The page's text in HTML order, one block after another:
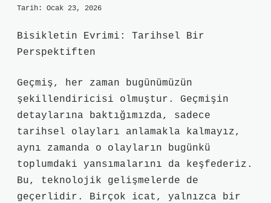
Tarih: Ocak 23, 2026
Bisikletin Evrimi: Tarihsel Bir
Perspektiften
Geçmiş, her zaman bugünümüzün
şekillendiricisi olmuştur. Geçmişin
detaylarına baktığımızda, sadece
tarihsel olayları anlamakla kalmayız,
aynı zamanda o olayların bugünkü
toplumdaki yansımalarını da keşfederiz.
Bu, teknolojik gelişmelerde de
geçerlidir. Birçok icat, yalnızca bir